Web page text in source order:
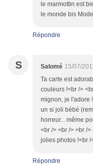
le marmottin est
le monde bis
Répondre
S Salomé 15/07/
Ta carte est
couleurs !<br />
mignon, je l'adore
un si joli bébé
horreur... même
<br /> <br /> <br /
jolies photos !<br /
Répondre